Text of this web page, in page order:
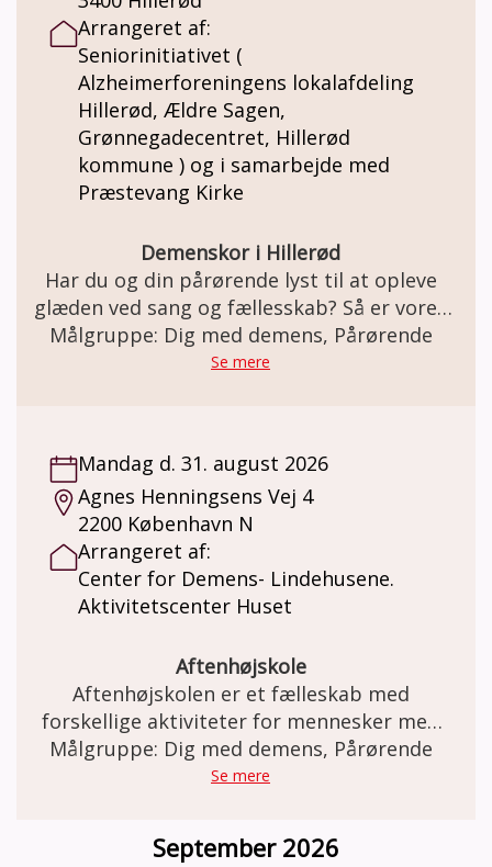
uddannede frivillige. • Fokus på støtte,
mestring og anerkendelse. • Et frirum til
både det svære, drømmene, følelserne og
det håbefulde. Formålet: • Mindske isolation
og skabe fællesskab. • Dele viden, strategier
og erfaringer. • Øge egenomsorg og mental
trivsel. Gruppen tilbyder viden, støtte og
Lewy Body demens Kontakt
kathrinedavidsen1@gmail.com
Arrangeret af:
Seniorinitiativet (
Alzheimerforeningens lokalafdeling
Hillerød, Ældre Sagen,
Grønnegadecentret, Hillerød
kommune ) og i samarbejde med
Præstevang Kirke
Demenskor i Hillerød
Har du og din pårørende lyst til at opleve
glæden ved sang og fællesskab? Så er vores
demenskor måske lige noget for jer! Koret
er for personer med let til moderat demens
der hygge for pårørende i et tilstødende
lokale. Både for personer med demens og
pårørende er det en god anledning til at
møde andre i samme situation.
Målgruppe: Dig med demens, Pårørende
Se mere
Mandag d. 31. august 2026
Agnes Henningsens Vej 4
2200 København N
Arrangeret af:
Center for Demens- Lindehusene.
Aktivitetscenter Huset
Aftenhøjskole
Aftenhøjskolen er et fælleskab med
forskellige aktiviteter for mennesker med
demens sammen med familie og venner.
Målgruppe: Dig med demens, Pårørende
Se mere
September 2026